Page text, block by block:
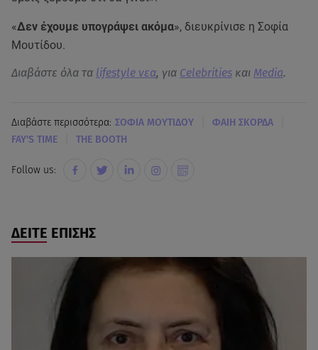
«Δεν έχουμε υπογράψει ακόμα», διευκρίνισε η Σοφία
Μουτίδου.
Διαβάστε όλα τα lifestyle νεα, για Celebrities και Media.
Διαβάστε περισσότερα: ΣΟΦΙΑ ΜΟΥΤΙΔΟΥ ΦΑΙΗ ΣΚΟΡΔΑ
FAY'S TIME THE BOOTH
Follow us:
ΔΕΙΤΕ ΕΠΙΣΗΣ